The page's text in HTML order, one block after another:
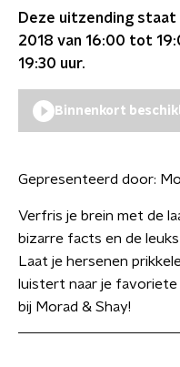
Deze uitzending staat
2018 van 16:00 tot
19:30 uur.
Binnenkort
Gepresenteerd door:
Verfris je brein met de
bizarre facts en de
Laat je hersenen
luistert naar je
bij Morad & Shay!